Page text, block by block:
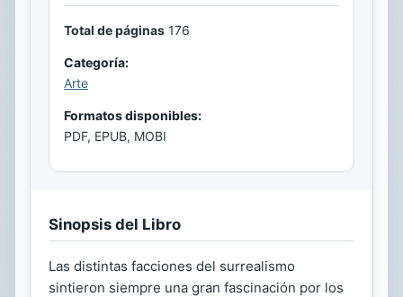
Total de páginas 176
Categoría:
Arte
Formatos disponibles:
PDF, EPUB, MOBI
Sinopsis del Libro
Las distintas facciones del surrealismo
sintieron siempre una gran fascinación por los